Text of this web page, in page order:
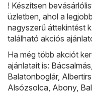
! Készítsen
üzletben, ahol a
nagyszerű áttekintést
található akciós
Ha még több akciót
ajánlatait is: Bácsalmás,
Balatonboglár,
Alsózsolca, Abony,